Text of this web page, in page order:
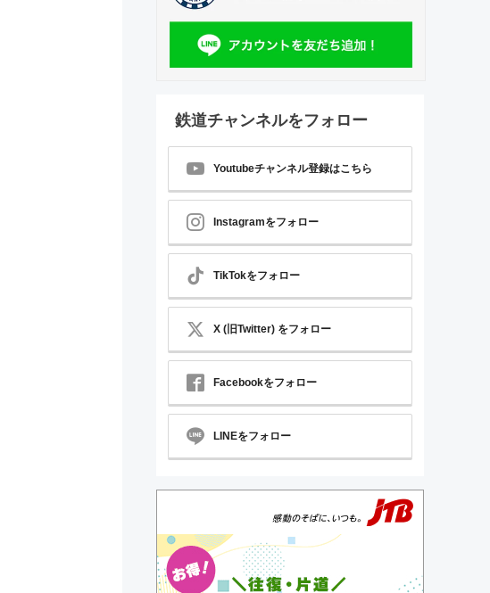
鉄道チャンネルをフォロー
Youtubeチャンネル登録はこちら
Instagramをフォロー
TikTokをフォロー
X (旧Twitter) をフォロー
Facebookをフォロー
LINEをフォロー